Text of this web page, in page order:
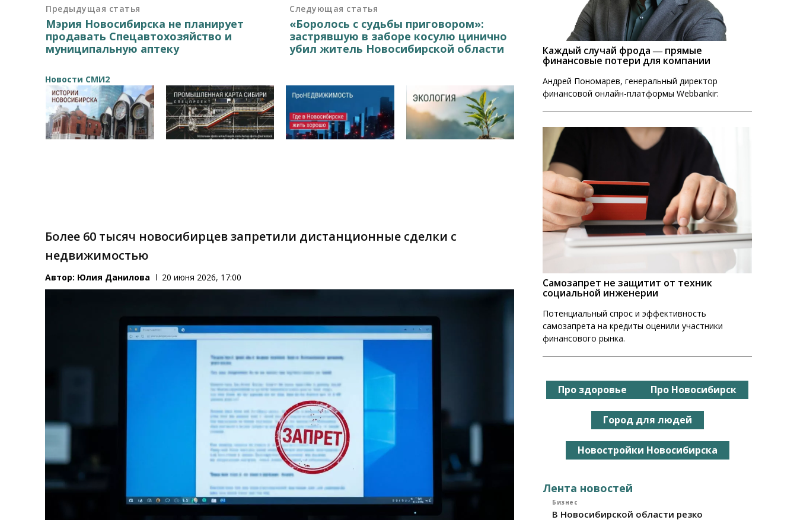
Предыдущая статья
Мэрия Новосибирска не планирует
продавать Спецавтохозяйство и
муниципальную аптеку
Следующая статья
«Боролось с судьбы приговором»:
застрявшую в заборе косулю цинично
убил житель Новосибирской области
Новости СМИ2
Более 60 тысяч новосибирцев запретили дистанционные сделки с
недвижимостью
Автор: Юлия Данилова 20 июня 2026, 17:00
Каждый случай фрода ― прямые
финансовые потери для компании
Андрей Пономарев, генеральный директор
финансовой онлайн-платформы Webbankir:
Самозапрет не защитит от техник
социальной инженерии
Потенциальный спрос и эффективность
самозапрета на кредиты оценили участники
финансового рынка.
Про здоровье Про Новосибирск
Город для людей
Новостройки Новосибирска
Лента новостей
Бизнес
В Новосибирской области резко